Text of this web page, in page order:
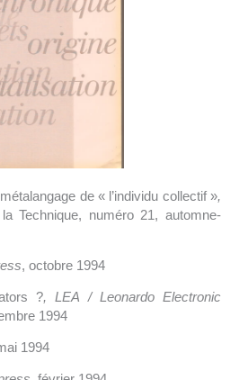
de « l’individu collectif »,
Technique, numéro 21, automne-
, octobre 1994
?, LEA / Leonardo Electronic
1994
1994